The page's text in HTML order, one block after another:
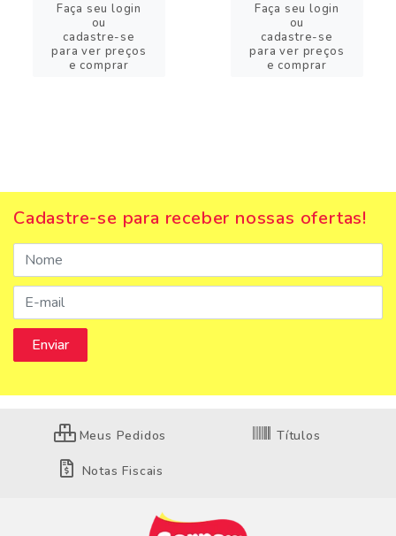
Faça seu login
ou
cadastre-se
para ver preços
e comprar
Faça seu login
ou
cadastre-se
para ver preços
e comprar
Cadastre-se para receber nossas ofertas!
Meus Pedidos Títulos
Notas Fiscais